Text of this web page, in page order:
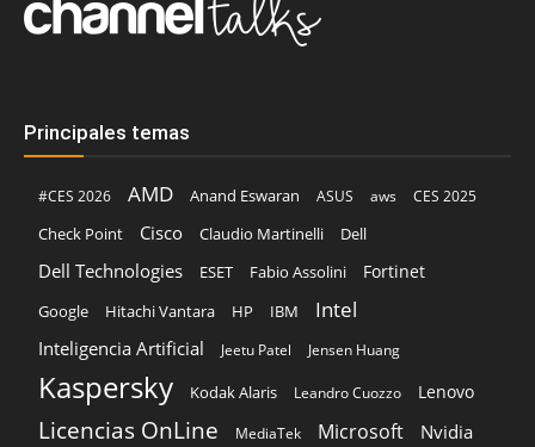
Principales temas
#CES 2026 AMD Anand Eswaran ASUS aws
CES 2025
Check Point
Cisco Claudio Martinelli Dell
Dell Technologies ESET Fabio Assolini Fortinet
Google Hitachi Vantara HP IBM Intel
Inteligencia Artificial Jeetu Patel Jensen Huang
Kaspersky Kodak Alaris Leandro Cuozzo Lenovo
Licencias OnLine MediaTek Microsoft Nvidia